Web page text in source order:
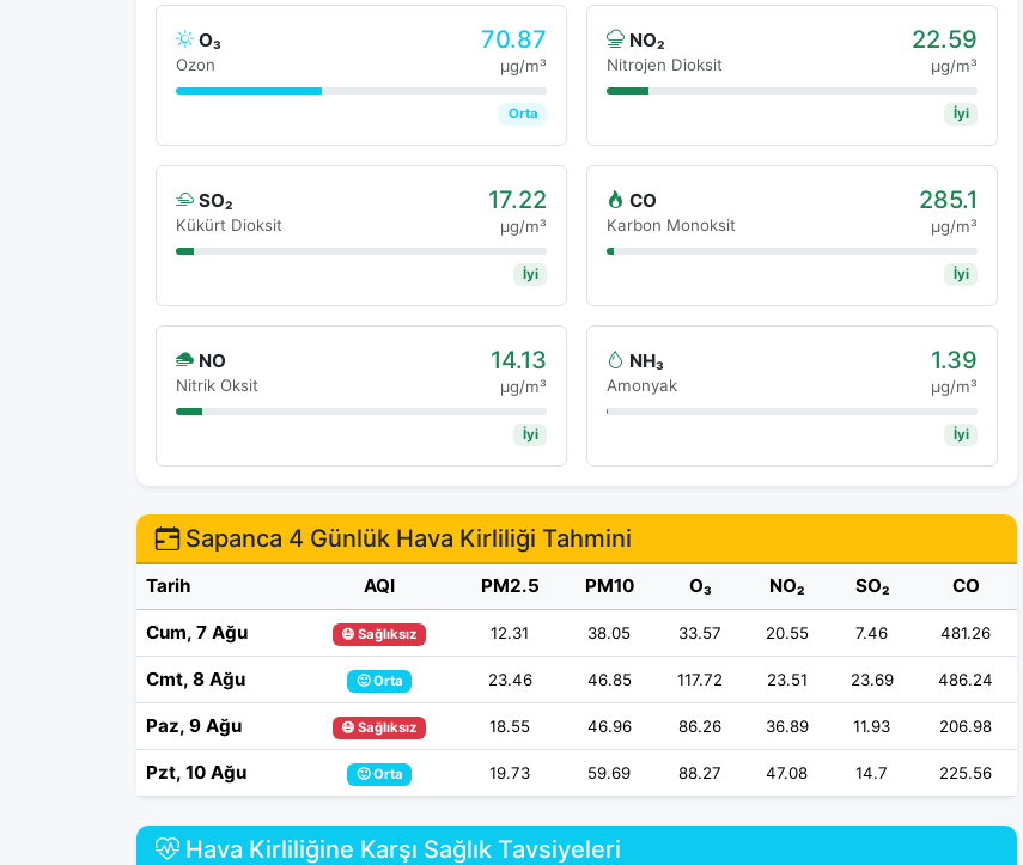
O₃
Ozon
70.87
μg/m³
Orta
NO₂
Nitrojen Dioksit
22.59
μg/m³
İyi
SO₂
Kükürt Dioksit
17.22
μg/m³
İyi
CO
Karbon Monoksit
285.1
μg/m³
İyi
NO
Nitrik Oksit
14.13
μg/m³
İyi
NH₃
Amonyak
1.39
μg/m³
İyi
Sapanca 4 Günlük Hava Kirliliği Tahmini
Tarih AQI PM2.5 PM10 O₃ NO₂ SO₂ CO
Cum, 7 Ağu 😷 Sağlıksız 12.31 38.05 33.57 20.55 7.46 481.26
Cmt, 8 Ağu 🙂 Orta 23.46 46.85 117.72 23.51 23.69 486.24
Paz, 9 Ağu 😷 Sağlıksız 18.55 46.96 86.26 36.89 11.93 206.98
Pzt, 10 Ağu 🙂 Orta 19.73 59.69 88.27 47.08 14.7 225.56
Hava Kirliliğine Karşı Sağlık Tavsiyeleri